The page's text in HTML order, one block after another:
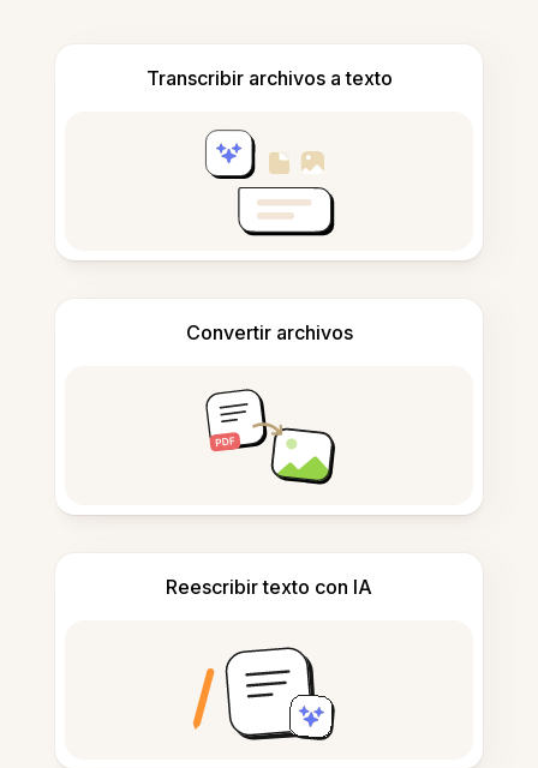
Transcribir archivos a texto
Convertir archivos
Reescribir texto con IA